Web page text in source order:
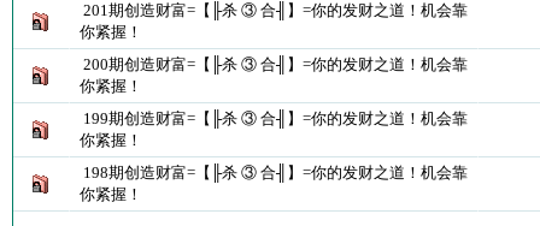
201期创造财富=【╟杀 ③ 合╢】=你的发财之道！机会靠
你紧握！
200期创造财富=【╟杀 ③ 合╢】=你的发财之道！机会靠
你紧握！
199期创造财富=【╟杀 ③ 合╢】=你的发财之道！机会靠
你紧握！
198期创造财富=【╟杀 ③ 合╢】=你的发财之道！机会靠
你紧握！